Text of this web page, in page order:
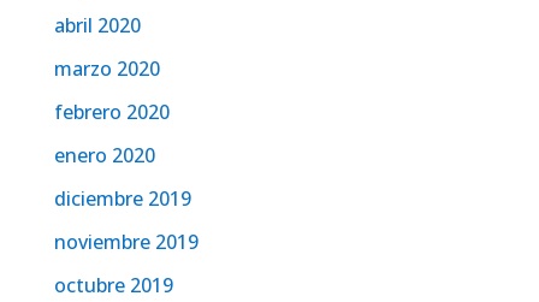
abril 2020
marzo 2020
febrero 2020
enero 2020
diciembre 2019
noviembre 2019
octubre 2019